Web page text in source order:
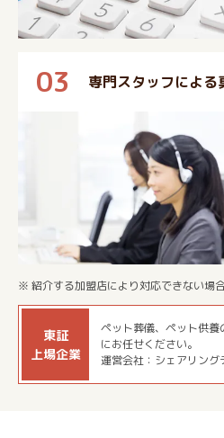
03 専門スタッフによる
※ 紹介する加盟店により対応できない場
東証
上場企業
ペット葬儀、ペット供養
にお任せください。
運営会社：シェアリン